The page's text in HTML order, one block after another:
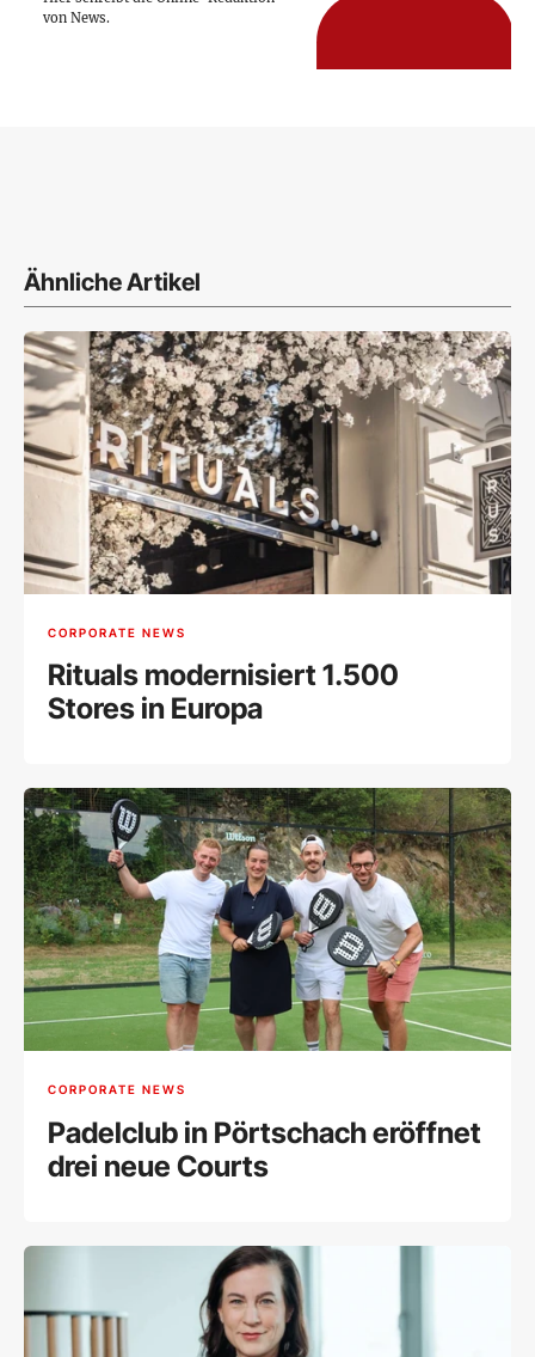
von News.
Ähnliche Artikel
CORPORATE NEWS
Rituals modernisiert 1.500
Stores in Europa
CORPORATE NEWS
Padelclub in Pörtschach eröffnet
drei neue Courts